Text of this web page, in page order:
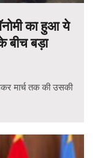
का हुआ ये
बीच बड़ा
मार्च तक की उसकी